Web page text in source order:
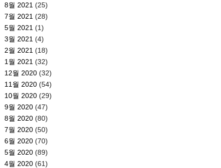
8월 2021 (25)
7월 2021 (28)
5월 2021 (1)
3월 2021 (4)
2월 2021 (18)
1월 2021 (32)
12월 2020(32)
11월 2020(54)
10월 2020(29)
9월 2020(47)
8월 2020(80)
7월 2020(50)
6월 2020(70)
5월 2020(89)
4월 2020(61)